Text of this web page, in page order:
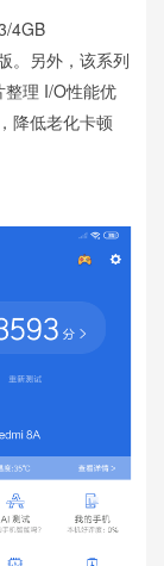
4GB
。另外，该系列
整理 I/O性能优
降低老化卡顿